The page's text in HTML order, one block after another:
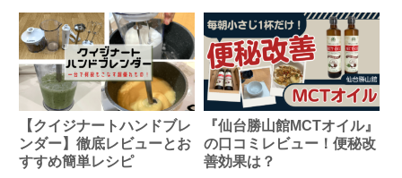
【クイジナートハンドブレ
ンダー】徹底レビューとお
すすめ簡単レシピ
『仙台勝山館MCTオイル』
の口コミレビュー！便秘改
善効果は？